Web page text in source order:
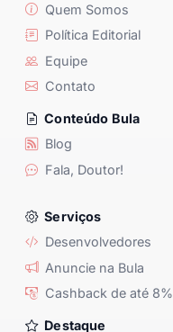
Quem Somos
Política Editorial
Equipe
Contato
Conteúdo Bula
Blog
Fala, Doutor!
Serviços
Desenvolvedores
Anuncie na Bula
Cashback de até 8%
Destaque